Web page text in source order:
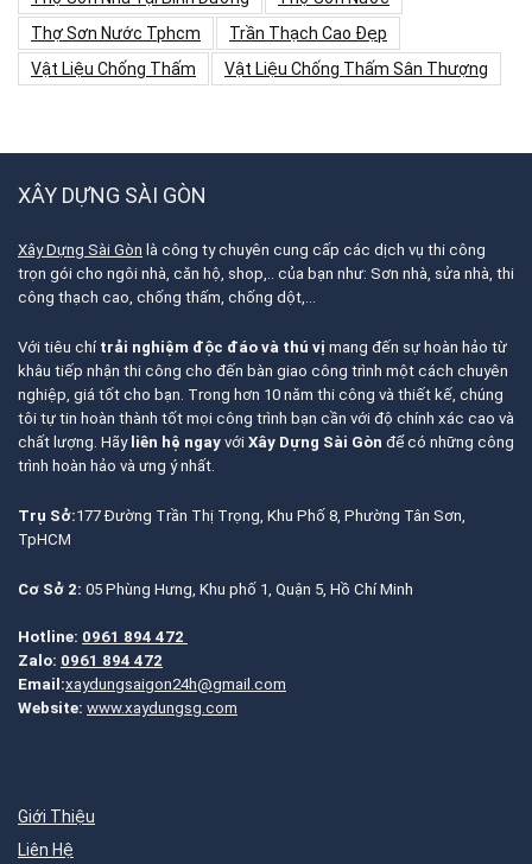
Thợ Sơn Nước Tphcm
Trần Thạch Cao Đẹp
Vật Liệu Chống Thấm
Vật Liệu Chống Thấm Sân Thượng
XÂY DỰNG SÀI GÒN
Xây Dựng Sài Gòn là công ty chuyên cung cấp các dịch vụ thi công
trọn gói cho ngôi nhà, căn hộ, shop,.. của bạn như: Sơn nhà, sửa nhà, thi
công thạch cao, chống thấm, chống dột,…
Với tiêu chí trải nghiệm độc đáo và thú vị mang đến sự hoàn hảo từ
khâu tiếp nhận thi công cho đến bàn giao công trình một cách chuyên
nghiệp, giá tốt cho bạn. Trong hơn 10 năm thi công và thiết kế, chúng
tôi tự tin hoàn thành tốt mọi công trình bạn cần với độ chính xác cao và
chất lượng. Hãy liên hệ ngay với Xây Dựng Sài Gòn để có những công
trình hoàn hảo và ưng ý nhất.
Trụ Sở:177 Đường Trần Thị Trọng, Khu Phố 8, Phường Tân Sơn,
TpHCM
Cơ Sở 2: 05 Phùng Hưng, Khu phố 1, Quận 5, Hồ Chí Minh
Hotline: 0961 894 472
Zalo: 0961 894 472
Email:xaydungsaigon24h@gmail.com
Website: www.xaydungsg.com
Giới Thiệu
Liên Hệ